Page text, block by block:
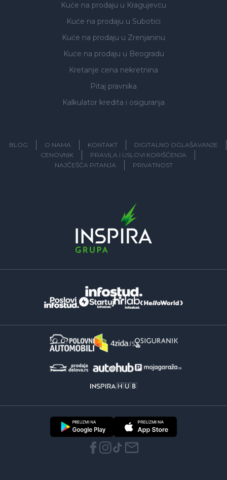
Kuće na prodaju u Kragujevcu
Kuće na prodaju u Subotici
Kuće na prodaju u Zrenjaninu
Kuće na prodaju u Beogradu
Kretanje cena nekretnina
Pitaj pravnika
Kalkulator kredita i osiguranja
BLOG O NAMA KONTAKT
DIGITALNO OGLAŠAVANJE
CENOVNIK
PRAVILA I USLOVI KORIŠĆENJA
NAJČEŠĆA PITANJA
PRIVATNOST